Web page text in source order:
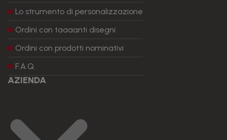
Lo strumento di personalizzazione
Ordini con taaaanti disegni
Ordini con prodotti nominativi
F.A.Q.
AZIENDA